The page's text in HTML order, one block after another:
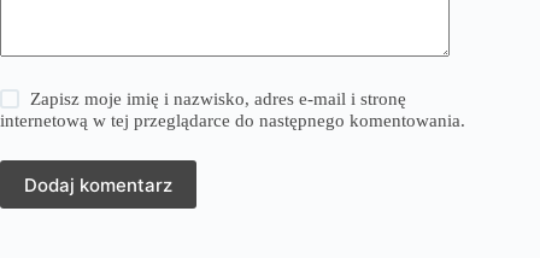
Zapisz moje imię i nazwisko, adres e-mail i stronę
internetową w tej przeglądarce do następnego komentowania.
Dodaj komentarz